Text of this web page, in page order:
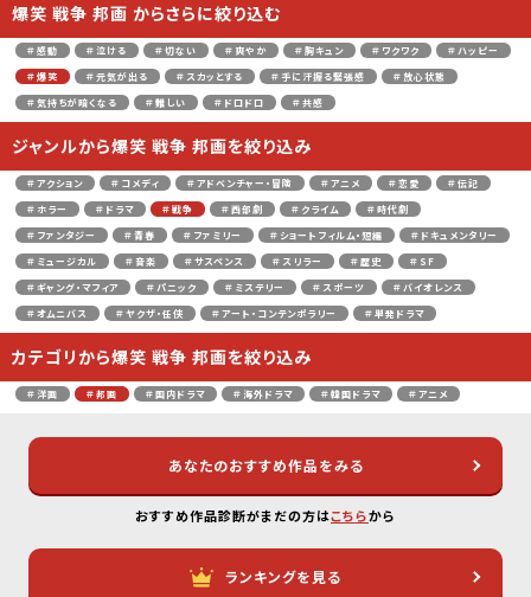
爆笑 戦争 邦画 からさらに絞り込む
＃感動 ＃泣ける ＃切ない ＃爽やか ＃胸キュン ＃ワクワク
＃ハッピー
＃爆笑
＃元気が出る ＃スカッとする ＃手に汗握る緊張感
＃放心状態
＃気持ちが暗くなる
＃難しい ＃ドロドロ ＃共感
ジャンルから爆笑 戦争 邦画を絞り込み
＃アクション ＃コメディ ＃アドベンチャー・冒険 ＃アニメ ＃恋愛
＃伝記
＃ホラー
＃ドラマ ＃戦争 ＃西部劇 ＃クライム
＃時代劇
＃ファンタジー
＃青春 ＃ファミリー ＃ショートフィルム・短編
＃ドキュメンタリー
＃ミュージカル
＃音楽 ＃サスペンス ＃スリラー ＃歴史
＃SF
＃ギャング・マフィア
＃パニック ＃ミステリー ＃スポーツ
＃バイオレンス
＃オムニバス
＃ヤクザ・任侠 ＃アート・コンテンポラリー ＃単発ドラマ
カテゴリから爆笑 戦争 邦画を絞り込み
＃洋画 ＃邦画 ＃国内ドラマ ＃海外ドラマ ＃韓国ドラマ ＃アニメ
あなたのおすすめ作品をみる
おすすめ作品診断がまだの方はこちらから
ランキングを見る